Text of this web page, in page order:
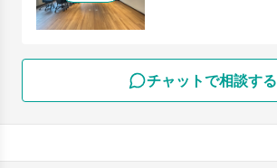
チャットで相談する